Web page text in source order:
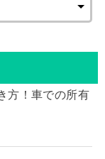
方！車での所有